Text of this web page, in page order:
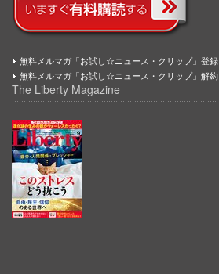
無料メルマガ「お試し☆ニュース・クリップ」登録
無料メルマガ「お試し☆ニュース・クリップ」解約
The Liberty Magazine